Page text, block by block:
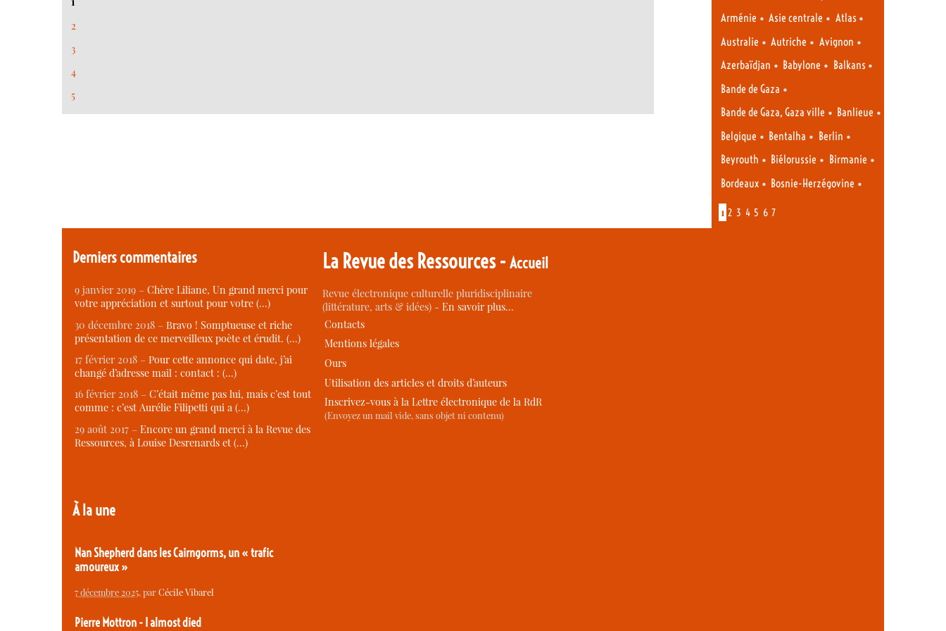
2
3
4
5
Arménie • Asie centrale • Atlas •
Australie • Autriche • Avignon •
Azerbaïdjan • Babylone • Balkans •
Bande de Gaza •
Bande de Gaza, Gaza ville • Banlieue •
Belgique • Bentalha • Berlin •
Beyrouth • Biélorussie • Birmanie •
Bordeaux • Bosnie-Herzégovine •
1 2 3 4 5 6 7
Derniers commentaires
9 janvier 2019 – Chère Liliane, Un grand merci pour
votre appréciation et surtout pour votre (…)
30 décembre 2018 – Bravo ! Somptueuse et riche
présentation de ce merveilleux poète et érudit. (…)
17 février 2018 – Pour cette annonce qui date, j’ai
changé d’adresse mail : contact : (…)
16 février 2018 – C’était même pas lui, mais c’est tout
comme : c’est Aurélie Filipetti qui a (…)
29 août 2017 – Encore un grand merci à la Revue des
Ressources, à Louise Desrenards et (…)
À la une
Nan Shepherd dans les Cairngorms, un « trafic
amoureux »
7 décembre 2025, parCécile Vibarel
Pierre Mottron - I almost died
La Revue des Ressources -Accueil
Revue électronique culturelle pluridisciplinaire
(littérature, arts & idées) -En savoir plus…
Contacts
Mentions légales
Ours
Utilisation des articles et droits d’auteurs
Inscrivez-vous à la Lettre électronique de la RdR
(Envoyez un mail vide, sans objet ni contenu)